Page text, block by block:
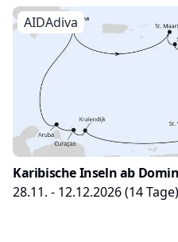
AIDAdiva
Karibische Inseln ab
28.11. - 12.12.2026(14Tage)